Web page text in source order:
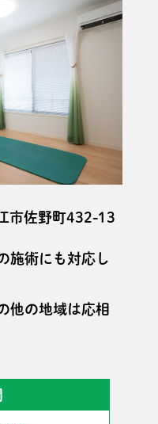
市佐野町432-13
施術にも対応し
他の地域は応相